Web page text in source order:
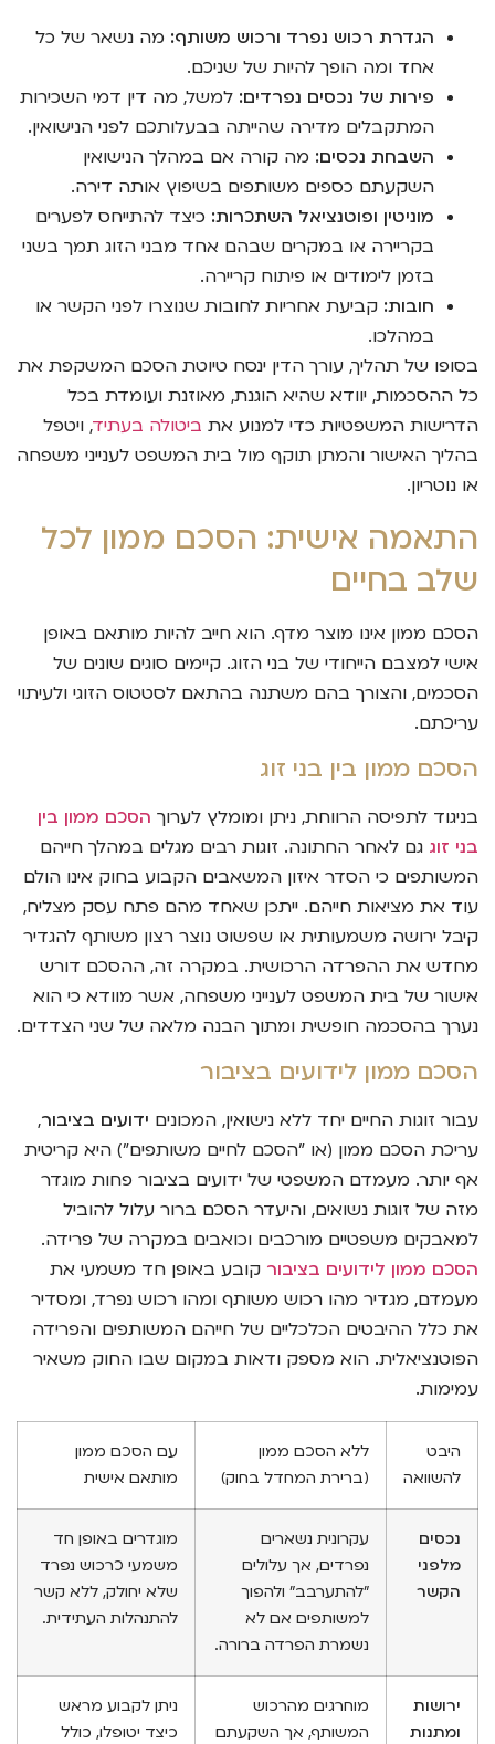
הגדרת רכוש נפרד ורכוש משותף: מה נשאר של כל
אחד ומה הופך להיות של שניכם.
פירות של נכסים נפרדים: למשל, מה דין דמי השכירות
המתקבלים מדירה שהייתה בבעלותכם לפני הנישואין.
השבחת נכסים: מה קורה אם במהלך הנישואין
השקעתם כספים משותפים בשיפוץ אותה דירה.
מוניטין ופוטנציאל השתכרות: כיצד להתייחס לפערים
בקריירה או במקרים שבהם אחד מבני הזוג תמך בשני
בזמן לימודים או פיתוח קריירה.
חובות: קביעת אחריות לחובות שנוצרו לפני הקשר או
במהלכו.
בסופו של תהליך, עורך הדין ינסח טיוטת הסכם המשקפת את
כל ההסכמות, יוודא שהיא הוגנת, מאוזנת ועומדת בכל
הדרישות המשפטיות כדי למנוע את ביטולה בעתיד, ויטפל
בהליך האישור והמתן תוקף מול בית המשפט לענייני משפחה
או נוטריון.
התאמה אישית: הסכם ממון לכל
שלב בחיים
הסכם ממון אינו מוצר מדף. הוא חייב להיות מותאם באופן
אישי למצבם הייחודי של בני הזוג. קיימים סוגים שונים של
הסכמים, והצורך בהם משתנה בהתאם לסטטוס הזוגי ולעיתוי
עריכתם.
הסכם ממון בין בני זוג
בניגוד לתפיסה הרווחת, ניתן ומומלץ לערוך הסכם ממון בין
בני זוג גם לאחר החתונה. זוגות רבים מגלים במהלך חייהם
המשותפים כי הסדר איזון המשאבים הקבוע בחוק אינו הולם
עוד את מציאות חייהם. ייתכן שאחד מהם פתח עסק מצליח,
קיבל ירושה משמעותית או שפשוט נוצר רצון משותף להגדיר
מחדש את ההפרדה הרכושית. במקרה זה, ההסכם דורש
אישור של בית המשפט לענייני משפחה, אשר מוודא כי הוא
נערך בהסכמה חופשית ומתוך הבנה מלאה של שני הצדדים.
הסכם ממון לידועים בציבור
עבור זוגות החיים יחד ללא נישואין, המכונים ידועים בציבור,
עריכת הסכם ממון (או "הסכם לחיים משותפים") היא קריטית
אף יותר. מעמדם המשפטי של ידועים בציבור פחות מוגדר
מזה של זוגות נשואים, והיעדר הסכם ברור עלול להוביל
למאבקים משפטיים מורכבים וכואבים במקרה של פרידה.
הסכם ממון לידועים בציבור קובע באופן חד משמעי את
מעמדם, מגדיר מהו רכוש משותף ומהו רכוש נפרד, ומסדיר
את כלל ההיבטים הכלכליים של חייהם המשותפים והפרידה
הפוטנציאלית. הוא מספק ודאות במקום שבו החוק משאיר
עמימות.
היבט
להשוואה
ללא הסכם ממון
(ברירת המחדל בחוק)
עם הסכם ממון
מותאם אישית
נכסים
מלפני
הקשר
עקרונית נשארים
נפרדים, אך עלולים
"להתערבב" ולהפוך
למשותפים אם לא
נשמרת הפרדה ברורה.
מוגדרים באופן חד
משמעי כרכוש נפרד
שלא יחולק, ללא קשר
להתנהלות העתידית.
ירושות
ומתנות
מוחרגים מהרכוש
המשותף, אך השקעתם
ניתן לקבוע מראש
כיצד יטופלו, כולל